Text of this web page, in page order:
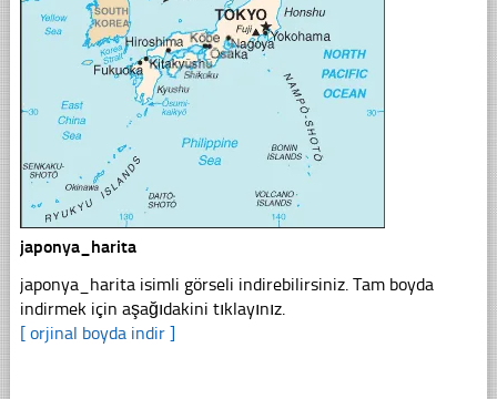
japonya_harita
japonya_harita isimli görseli indirebilirsiniz. Tam boyda
indirmek için aşağıdakini tıklayınız.
[ orjinal boyda indir ]